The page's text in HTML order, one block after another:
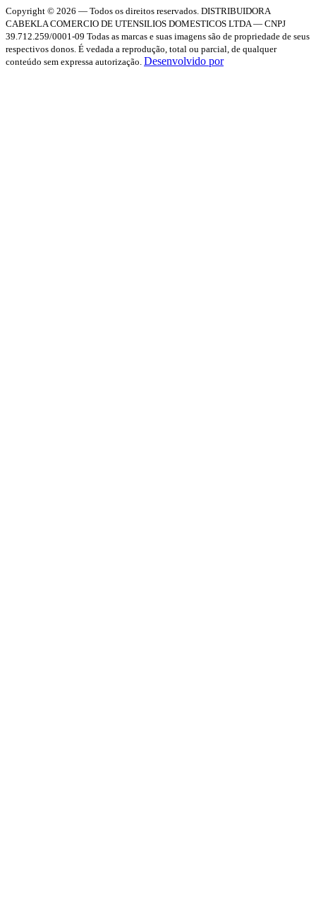
Copyright © 2026 — Todos os direitos reservados. DISTRIBUIDORA
CABEKLA COMERCIO DE UTENSILIOS DOMESTICOS LTDA — CNPJ
39.712.259/0001-09 Todas as marcas e suas imagens são de propriedade de seus
respectivos donos. É vedada a reprodução, total ou parcial, de qualquer
conteúdo sem expressa autorização. Desenvolvido por